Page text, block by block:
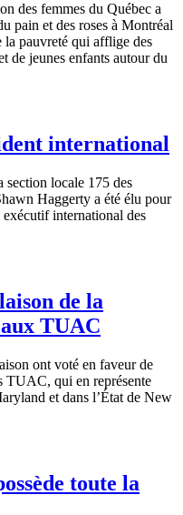
des femmes du Québec a
pain et des roses à Montréal
la pauvreté qui afflige des
de jeunes enfants autour du
international
section locale 175 des
Haggerty a été élu pour
international des
de la
TUAC
ont voté en faveur de
TUAC, qui en représente
et dans l’État de New
toute la